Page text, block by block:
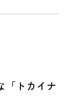
「トカイナ